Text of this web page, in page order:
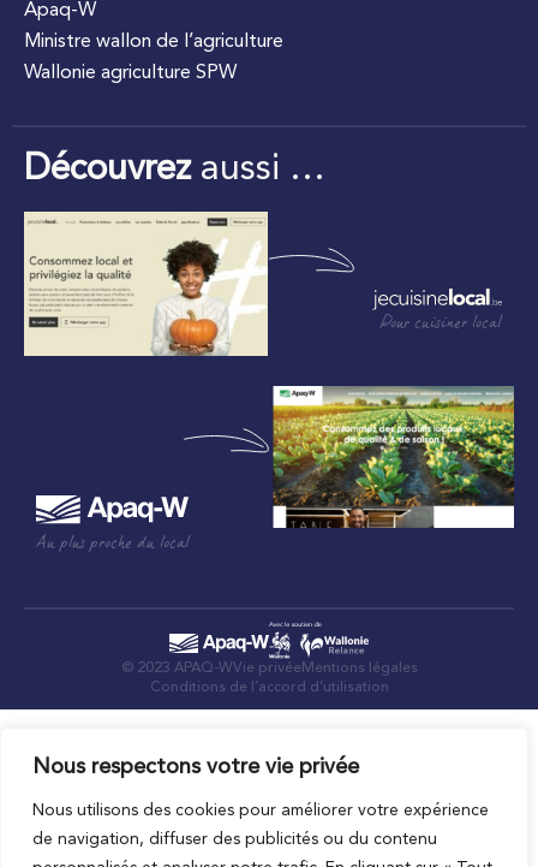
Nous respectons votre vie privée
Nous utilisons des cookies pour améliorer votre expérience
de navigation, diffuser des publicités ou du contenu
Apaq-W
Ministre wallon de l’agriculture
Wallonie agriculture SPW
Découvrezaussi …
Pour cuisiner local
Au plus proche du local
© 2023 APAQ-WVie privée Mentions légales
Conditions de l’accord d’utilisation